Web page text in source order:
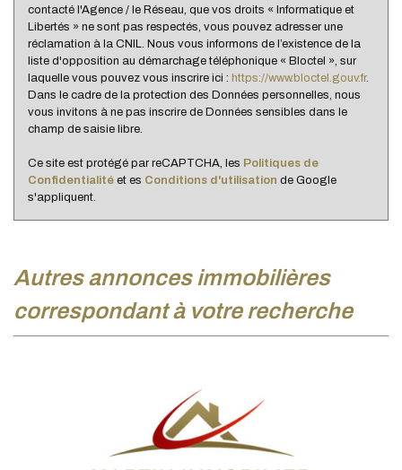
contacté l'Agence / le Réseau, que vos droits « Informatique et
Libertés » ne sont pas respectés, vous pouvez adresser une
réclamation à la CNIL. Nous vous informons de l’existence de la
liste d'opposition au démarchage téléphonique « Bloctel », sur
laquelle vous pouvez vous inscrire ici : https://www.bloctel.gouv.fr.
Dans le cadre de la protection des Données personnelles, nous
vous invitons à ne pas inscrire de Données sensibles dans le
champ de saisie libre.
Ce site est protégé par reCAPTCHA, les Politiques de
Confidentialité et es Conditions d'utilisation de Google
s'appliquent.
autres annonces immobilières
correspondant à votre recherche